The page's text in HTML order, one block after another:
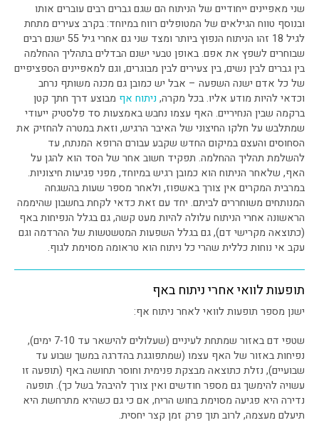
שני מאפיינים ייחודיים של הניתוח הם שגם גברים רבים עוברים אותו
ובנוסף טווח הגילאים של המטופלים רווח במיוחד: בקרב צעירים מתחת
לגיל 18 זהו הניתוח הנפוץ ביותר ומצד שני גם אחרי גיל 55 ישנם רבים
שבוחרים לשפץ את אפם. באופן טבעי ישנם הבדלים בתהליך ההחלמה
בין גברים לבין נשים, בין צעירים לבין מבוגרים, וגם למאפיינים הספציפיים
של כל אדם ישנה השפעה – אבל יש כמובן גם מכנה משותף נרחב
וכדאי להיות מודע אליו. בכל מקרה, ניתוח אף מבוצע דרך חתך קטן
ברקמה שבין הנחיריים. האף עצמו נחבש באמצעות סד פלסטיק ייעודי
שמתלבש על חלקו החיצוני של האיבר הרגיש, וזאת במטרה להחזיק את
הסחוסים והעצם במיקום החדש שקבע עבורם הרופא המנתח, עד
להשלמת תהליך ההחלמה. תפקיד חשוב אחר של הסד הוא להגן על
האף, שלאחר הניתוח הוא כמובן רגיש במיוחד, מפני פגיעות חיצוניות.
במרבית המקרים אין צורך באשפוז, ולאחר מספר שעות בהשגחה
המנותחים משוחררים לביתם. יחד עם זאת כדאי לקחת בחשבון שהיממה
הראשונה אחרי הניתוח עלולה להיות מעט קשה, גם בגלל הנפיחות באף
(כתוצאה מקרישי דם), גם בגלל השפעות המטשטשות של ההרדמה וגם
עקב אי נוחות כללית שהרי כל ניתוח הוא טראומה מסוימת לגוף.
תופעות לוואי אחרי ניתוח באף
ישנן מספר תופעות לוואי לאחר ניתוח אף:
שטפי דם באזור שמתחת לעיניים (שעלולים להישאר עד 7-10 ימים),
נפיחות באזור של האף עצמו (שמתפוגגת בהדרגה במשך שבוע עד
שבועיים), נזלת כתוצאה מבצקת פנימית וחוסר תחושה באף (תופעה זו
עשויה להימשך גם מספר חודשים ואין צורך להיבהל בשל כך). תופעה
נדירה היא פגיעה מסוימת בחוש הריח, אם כי גם כשהיא מתרחשת היא
תיעלם מעצמה, לרוב תוך פרק זמן קצר יחסית.